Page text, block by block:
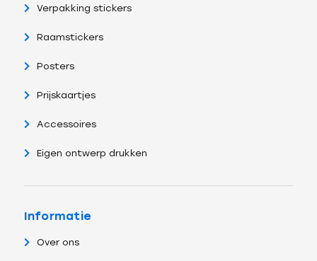
Verpakking stickers
Raamstickers
Posters
Prijskaartjes
Accessoires
Eigen ontwerp drukken
Informatie
Over ons